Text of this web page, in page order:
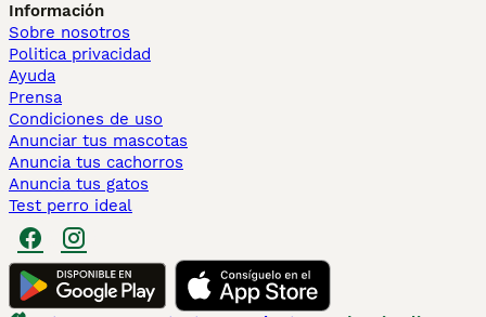
Información
Sobre nosotros
Politica privacidad
Ayuda
Prensa
Condiciones de uso
Anunciar tus mascotas
Anuncia tus cachorros
Anuncia tus gatos
Test perro ideal